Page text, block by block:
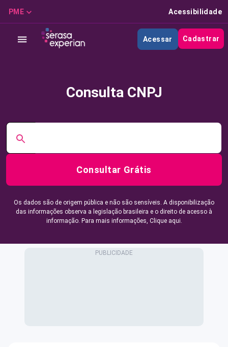
PME Acessibilidade
Acessar Cadastrar
Consulta CNPJ
Consultar Grátis
Os dados são de origem pública e não são sensíveis. A disponibilização
das informações observa a legislação brasileira e o direito de acesso à
informação. Para mais informações, Clique aqui.